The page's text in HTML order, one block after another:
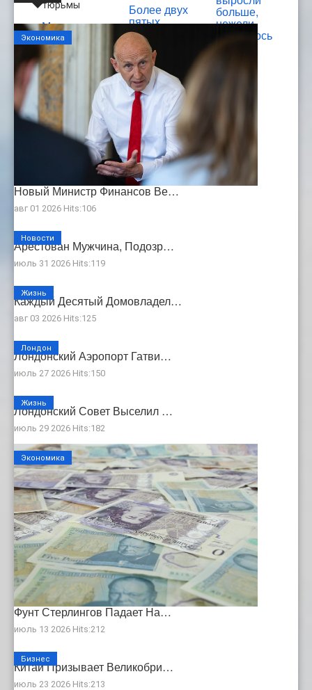
Мигрант,
сорвавший с
руки китайского
туриста часы
Patek Phillipe
стоимостью £
37 000,
приговорен к
21 месяцу
тюрьмы
Более двух
пятых
британских
компаний
пострадали от
кибернарушений
или атак за
последний год
больше,
нежели
ожидалось
Новый Министр Финансов Ве…
авг 01 2026 Hits:106
Экономика
Арестован Мужчина, Подозр…
июль 31 2026 Hits:119
Новости
Каждый Десятый Домовладел…
авг 03 2026 Hits:125
Жизнь
Лондонский Аэропорт Гатви…
июль 27 2026 Hits:150
Лондон
Лондонский Совет Выселил …
июль 29 2026 Hits:182
Жизнь
Фунт Стерлингов Падает На…
июль 13 2026 Hits:212
Экономика
Китай Призывает Великобри…
июль 23 2026 Hits:213
Бизнес